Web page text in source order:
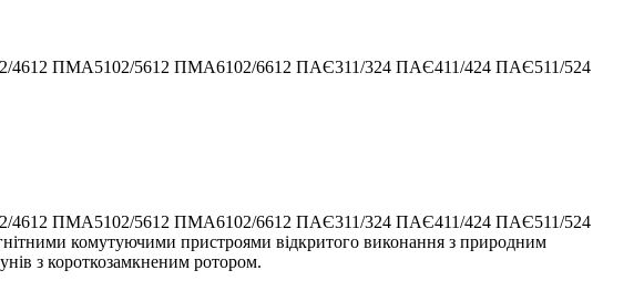
ПМА5102/5612 ПМА6102/6612 ПАЄ311/324 ПАЄ411/424 ПАЄ511/524
ПМА5102/5612 ПМА6102/6612 ПАЄ311/324 ПАЄ411/424 ПАЄ511/524
комутуючими пристроями відкритого виконання з природним
з короткозамкненим ротором.